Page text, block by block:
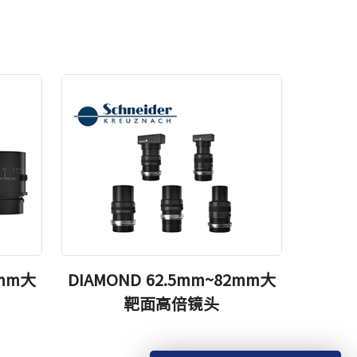
大
DIAMOND 62.5mm~82mm大
靶面高倍镜头